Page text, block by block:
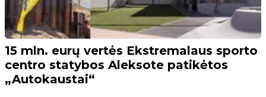
15 mln. eurų vertės Ekstremalaus sporto
centro statybos Aleksote patikėtos
„Autokaustai“